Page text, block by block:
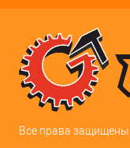
Все права защищены.